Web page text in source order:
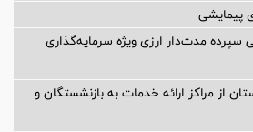
پیمایشی
سپرده مدت‌دار ارزی ویژه سرمایه‌گذاری
از مراکز ارائه خدمات به بازنشستگان و